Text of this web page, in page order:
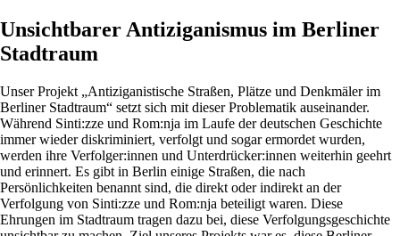
Unsichtbarer Antiziganismus im Berliner
Stadtraum
Unser Projekt „Antiziganistische Straßen, Plätze und Denkmäler im
Berliner Stadtraum“ setzt sich mit dieser Problematik auseinander.
Während Sinti:zze und Rom:nja im Laufe der deutschen Geschichte
immer wieder diskriminiert, verfolgt und sogar ermordet wurden,
werden ihre Verfolger:innen und Unterdrücker:innen weiterhin geehrt
und erinnert. Es gibt in Berlin einige Straßen, die nach
Persönlichkeiten benannt sind, die direkt oder indirekt an der
Verfolgung von Sinti:zze und Rom:nja beteiligt waren. Diese
Ehrungen im Stadtraum tragen dazu bei, diese Verfolgungsgeschichte